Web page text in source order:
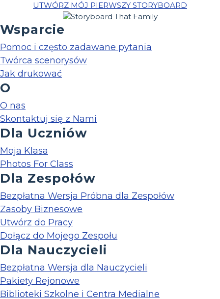
UTWÓRZ MÓJ PIERWSZY STORYBOARD
Wsparcie
Pomoc i często zadawane pytania
Twórca scenorysów
Jak drukować
O
O nas
Skontaktuj się z Nami
Dla Uczniów
Moja Klasa
Photos For Class
Dla Zespołów
Bezpłatna Wersja Próbna dla Zespołów
Zasoby Biznesowe
Utwórz do Pracy
Dołącz do Mojego Zespołu
Dla Nauczycieli
Bezpłatna Wersja dla Nauczycieli
Pakiety Rejonowe
Biblioteki Szkolne i Centra Medialne